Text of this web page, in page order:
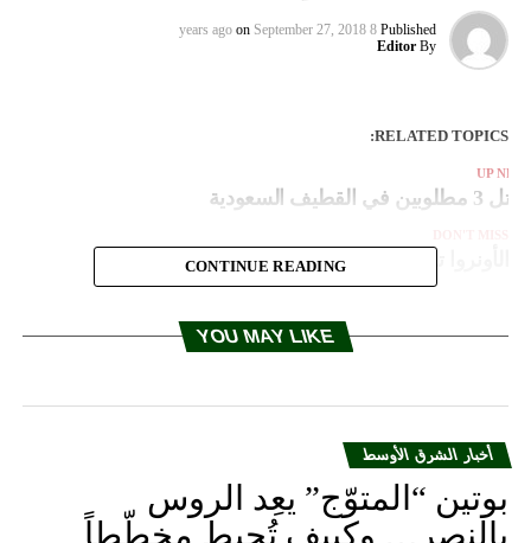
Published
8 years ago
on September 27, 2018
By
Editor
RELATED TOPICS:
UP
3 مطلوبين في القطيف السعودية
الأونروا تحصل على تمويل جديد
CONTINUE READING
YOU MAY LIKE
أخبار الشرق الأوسط
بوتين “المتوّج” يعِد الروس
بالنصر… وكييف تُحبط مخطّطاً